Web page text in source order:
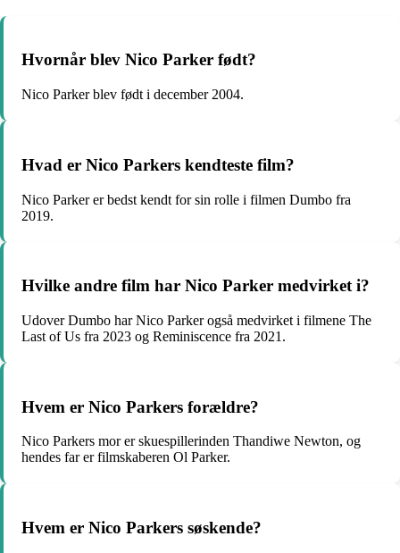
Hvornår blev Nico Parker født?
Nico Parker blev født i december 2004.
Hvad er Nico Parkers kendteste film?
Nico Parker er bedst kendt for sin rolle i filmen Dumbo fra
2019.
Hvilke andre film har Nico Parker medvirket i?
Udover Dumbo har Nico Parker også medvirket i filmene The
Last of Us fra 2023 og Reminiscence fra 2021.
Hvem er Nico Parkers forældre?
Nico Parkers mor er skuespillerinden Thandiwe Newton, og
hendes far er filmskaberen Ol Parker.
Hvem er Nico Parkers søskende?